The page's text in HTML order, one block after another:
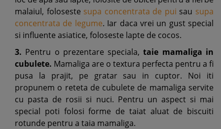
malaiul, foloseste supa concentrata de pui sau supa
concentrata de legume. Iar daca vrei un gust special
si influente asiatice, foloseste lapte de cocos.
3. Pentru o prezentare speciala,taie mamaliga in
cubulete. Mamaliga are o textura perfecta pentru a fi
pusa la prajit, pe gratar sau in cuptor. Noi iti
propunem o reteta de cubulete de mamaliga servite
cu pasta de rosii si nuci. Pentru un aspect si mai
special poti folosi forme de taiat aluat de biscuiti
rotunde pentru a taia mamaliga.